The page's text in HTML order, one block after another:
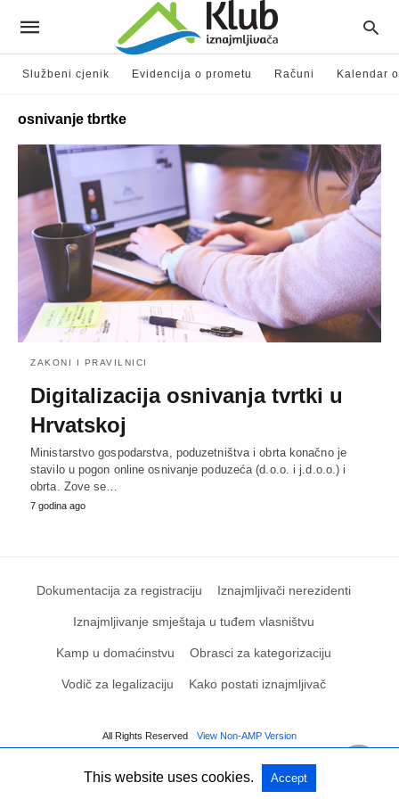
Službeni cjenik Evidencija o prometu Računi Kalendar
osnivanje tbrtke
ZAKONI I PRAVILNICI
Digitalizacija osnivanja tvrtki u
Hrvatskoj
Ministarstvo gospodarstva, poduzetništva i obrta konačno je
stavilo u pogon online osnivanje poduzeća (d.o.o. i j.d.o.o.) i
obrta. Zove se…
7 godina ago
Dokumentacija za registraciju Iznajmljivači nerezidenti
Iznajmljivanje smještaja u tuđem vlasništvu
Kamp u domaćinstvu Obrasci za kategorizaciju
Vodič za legalizaciju Kako postati iznajmljivač
All Rights Reserved View Non-AMP Version
This website uses cookies. Accept